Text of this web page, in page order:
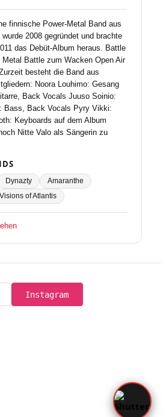
finnische Power-Metal Band aus
2008 gegründet und brachte
das Debüt-Album heraus. Battle
Metal Battle zum Wacken Open Air
besteht die Band aus
Noora Louhimo: Gesang
Back Vocals Juuso Soinio:
Bass, Back Vocals Pyry Vikki:
Keyboards auf dem Album
Nitte Valo als Sängerin zu
Dynazty
Amaranthe
Visions of Atlantis
Instagram